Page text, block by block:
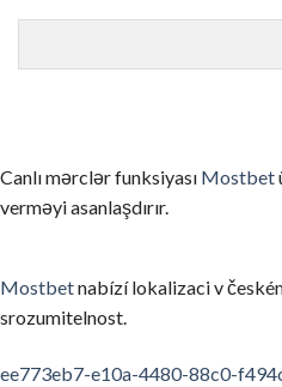
Canlı mərclər funksiyası Mostbet
verməyi asanlaşdırır.
Mostbetnabízí lokalizaci v
srozumitelnost.
spinempire online casino
valor bet app
ee773eb7-e10a-4480-88c0-
オンラインカジノは娯楽です
ゲームを理解せずにリアルマネ
ライセンスのない、あるいは評
利用規約・ボーナス条件を読まな